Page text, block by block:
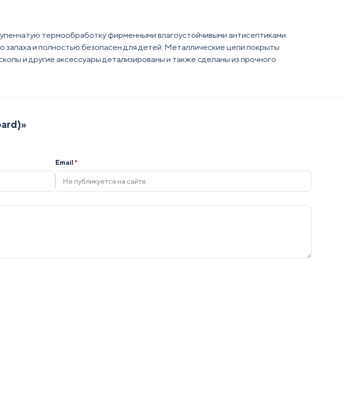
термообработку фирменными влагоустойчивыми антисептиками.
запаха и полностью безопасен для детей. Металлические цепи покрыты
и другие аксессуары детализированы и также сделаны из прочного
»
Email *